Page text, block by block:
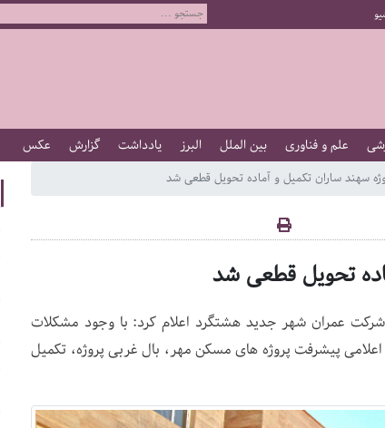
علم و فناوری بین الملل البرز یادداشت گزارش عکس
سهند ساران تکمیل و آماده تحویل قطعی شد
تحویل قطعی شد
عمران شهر جدید هشتگرد اعلام کرد: با وجود مشکلات
پیشرفت پروژه های مسکن مهر، بال غربی پروژه، تکمیل